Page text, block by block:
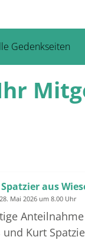
Gedenkseiten
aus
Mai 2026 um 8.00 Uhr
und Kurt